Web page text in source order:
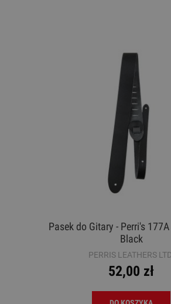
Pasek do Gitary - Perri's
Black
PERRIS LEATHERS LTD.
52,00 zł